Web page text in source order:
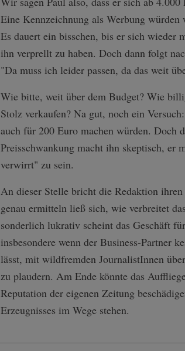
Eine Kennzeichnung als Werbung
Es dauert ein bisschen, bis er sich wieder
ihn verprellt zu haben. Doch dann folgt
"Da muss ich leider passen, da das weit
Wie bitte, weit über dem Budget? Wie
Stolz verkaufen? Na gut, noch ein
auch für 200 Euro machen würden. Doch
Preisschwankung macht ihn skeptisch, er
verwirrt" zu sein.
An dieser Stelle bricht die Redaktion
genau ermitteln ließ sich, wie verbreitet
sonderlich lukrativ scheint das Geschäft
insbesondere wenn der Business-Partner
lässt, mit wildfremden JournalistInnen
zu plaudern. Am Ende könnte das
Reputation der eigenen Zeitung
Erzeugnisses im Wege stehen.